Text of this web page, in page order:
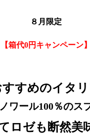
８月限定
【箱代0円キャンペーン】
すすめのイタ
ワール100％のス
ロゼも断然美